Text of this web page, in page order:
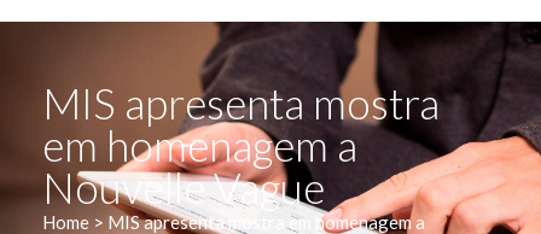
MIS apresenta mostra
em homenagem a
Nouvelle Vague
Home > MIS apresenta mostra em homenagem a